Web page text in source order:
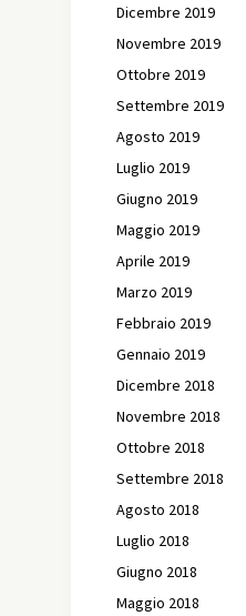
Dicembre 2019
Novembre 2019
Ottobre 2019
Settembre 2019
Agosto 2019
Luglio 2019
Giugno 2019
Maggio 2019
Aprile 2019
Marzo 2019
Febbraio 2019
Gennaio 2019
Dicembre 2018
Novembre 2018
Ottobre 2018
Settembre 2018
Agosto 2018
Luglio 2018
Giugno 2018
Maggio 2018